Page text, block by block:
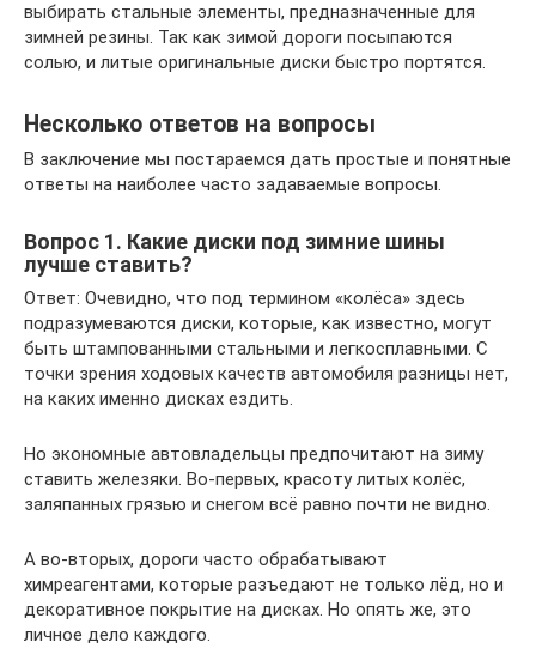
выбирать стальные элементы, предназначенные для
зимней резины. Так как зимой дороги посыпаются
солью, и литые оригинальные диски быстро портятся.
Несколько ответов на вопросы
В заключение мы постараемся дать простые и понятные
ответы на наиболее часто задаваемые вопросы.
Вопрос 1. Какие диски под зимние шины
лучше ставить?
Ответ: Очевидно, что под термином «колёса» здесь
подразумеваются диски, которые, как известно, могут
быть штампованными стальными и легкосплавными. С
точки зрения ходовых качеств автомобиля разницы нет,
на каких именно дисках ездить.
Но экономные автовладельцы предпочитают на зиму
ставить железяки. Во-первых, красоту литых колёс,
заляпанных грязью и снегом всё равно почти не видно.
А во-вторых, дороги часто обрабатывают
химреагентами, которые разъедают не только лёд, но и
декоративное покрытие на дисках. Но опять же, это
личное дело каждого.